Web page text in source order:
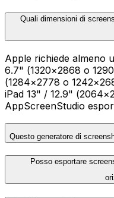
Quali dimensioni di
Apple richiede almeno
6.7" (1320×2868 o
(1284×2778 o
iPad 13" / 12.9"
AppScreenStudio
Questo generatore di
Posso esportare